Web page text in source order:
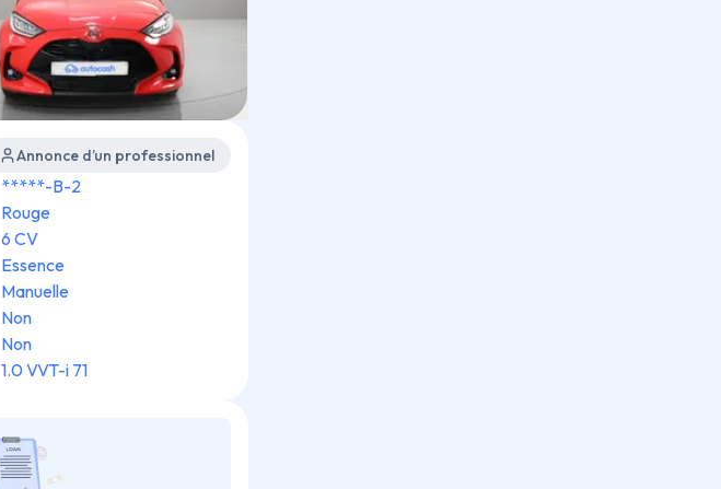
Annonce d’un professionnel
*****-B-2
Rouge
6 CV
Essence
Manuelle
Non
Non
1.0 VVT-i 71